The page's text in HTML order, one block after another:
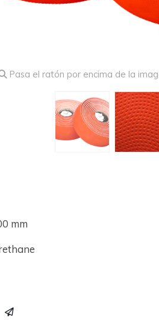
Pasa el ratón por encima de la
mm